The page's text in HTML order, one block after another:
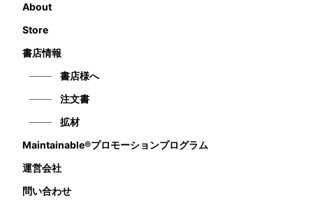
About
Store
書店情報
書店様へ
注文書
拡材
Maintainable®プロモーションプログラム
運営会社
問い合わせ